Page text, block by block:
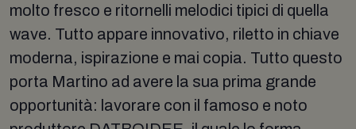
molto fresco e ritornelli melodici tipici di quella
wave. Tutto appare innovativo, riletto in chiave
moderna, ispirazione e mai copia. Tutto questo
porta Martino ad avere la sua prima grande
opportunità: lavorare con il famoso e noto